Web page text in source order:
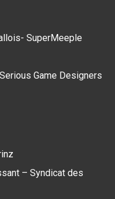
SuperMeeple
Game Designers
– Syndicat des